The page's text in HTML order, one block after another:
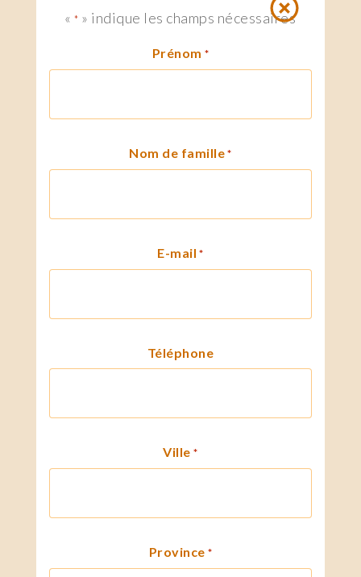
«* » indique les champs nécessaires
Prénom *
Nom de famille *
E-mail *
Téléphone
Ville *
Province *